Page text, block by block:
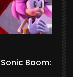
Boom: